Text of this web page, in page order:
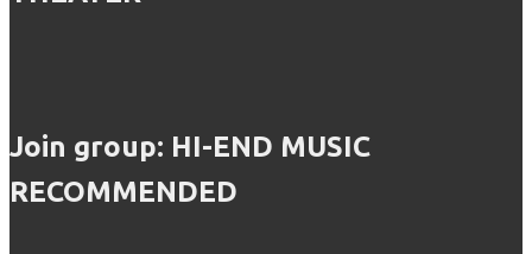
Join group: HI-END MUSIC
RECOMMENDED